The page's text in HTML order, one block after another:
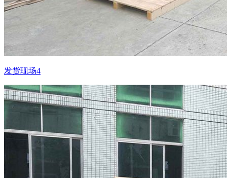
发货现场4